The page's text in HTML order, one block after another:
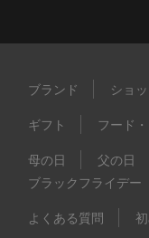
ブランド ショ
ギフト フード
母の日 父の日
ブラックフライデー
よくある質問